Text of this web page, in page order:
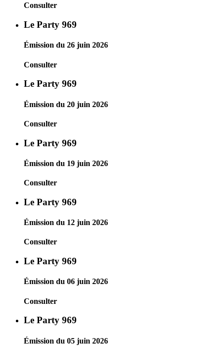
Consulter
Le Party 969
Émission du 26 juin 2026
Consulter
Le Party 969
Émission du 20 juin 2026
Consulter
Le Party 969
Émission du 19 juin 2026
Consulter
Le Party 969
Émission du 12 juin 2026
Consulter
Le Party 969
Émission du 06 juin 2026
Consulter
Le Party 969
Émission du 05 juin 2026